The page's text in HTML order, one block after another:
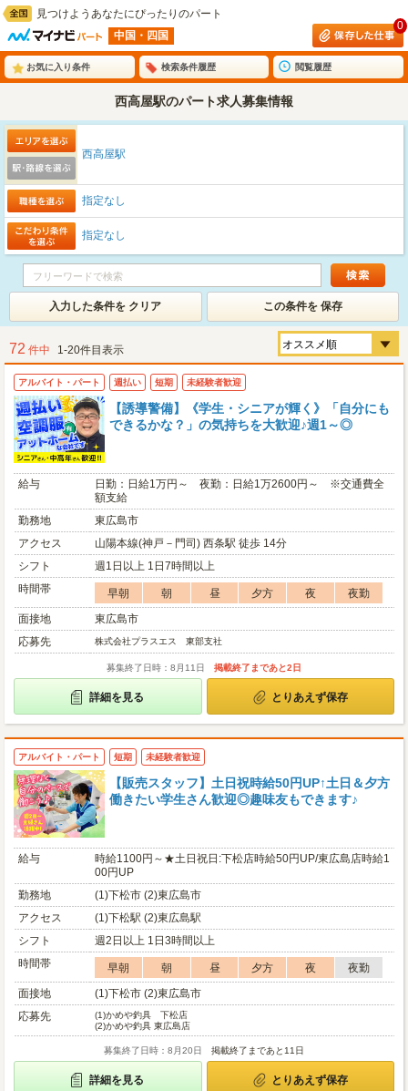
見つけようあなたにぴったりのパート
中国・四国
0
お気に入り条件 検索条件履歴 閲覧履歴
西高屋駅のパート求人募集情報
西高屋駅
指定なし
指定なし
入力した条件を クリア この条件を 保存
72 件中 1-20件目表示
アルバイト・パート 週払い 短期 未経験者歓迎
【誘導警備】《学生・シニアが輝く》「自分にも
できるかな？」の気持ちを大歓迎♪週1～◎
給与
日勤：日給1万円～ 夜勤：日給1万2600円～ ※交通費全
額支給
勤務地
東広島市
アクセス
山陽本線(神戸－門司) 西条駅 徒歩 14分
シフト
週1日以上 1日7時間以上
時間帯
早朝 朝 昼 夕方 夜
夜勤
面接地
東広島市
応募先
株式会社プラスエス 東部支社
募集終了日時：8月11日 掲載終了まであと2日
詳細を見る とりあえず保存
アルバイト・パート 短期 未経験者歓迎
【販売スタッフ】土日祝時給50円UP↑土日＆夕方
働きたい学生さん歓迎◎趣味友もできます♪
給与
時給1100円～★土日祝日:下松店時給50円UP/東広島店時給1
00円UP
勤務地
(1)下松市 (2)東広島市
アクセス
(1)下松駅 (2)東広島駅
シフト
週2日以上 1日3時間以上
時間帯
早朝 朝 昼 夕方 夜
夜勤
面接地
(1)下松市 (2)東広島市
応募先
(1)かめや釣具 下松店
(2)かめや釣具 東広島店
募集終了日時：8月20日 掲載終了まであと11日
詳細を見る とりあえず保存